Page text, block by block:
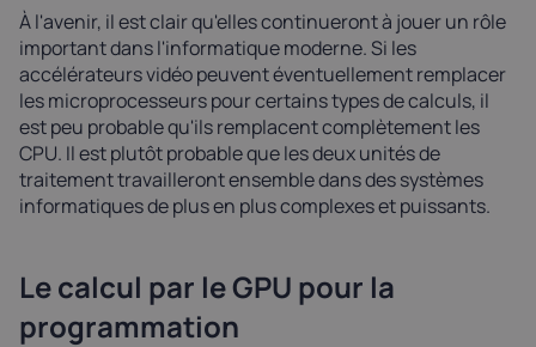
À l'avenir, il est clair qu'elles continueront à jouer un rôle
important dans l'informatique moderne. Si les
accélérateurs vidéo peuvent éventuellement remplacer
les microprocesseurs pour certains types de calculs, il
est peu probable qu'ils remplacent complètement les
CPU. Il est plutôt probable que les deux unités de
traitement travailleront ensemble dans des systèmes
informatiques de plus en plus complexes et puissants.
Le calcul par le GPU pour la
programmation